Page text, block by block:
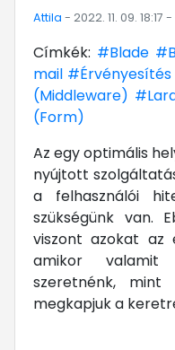
Attila - 2022. 11. 09.
Címkék: #Blade
mail
(Middleware)
(Form)
Az egy optimális
nyújtott
a felhasználói
szükségünk van.
viszont azokat az
amikor
szeretnénk, mint
megkapjuk a